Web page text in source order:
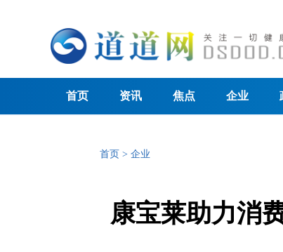
首页 资讯 焦点 企业
首页 > 企业
康宝莱助力消